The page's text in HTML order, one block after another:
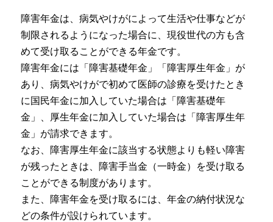
障害年金は、病気やけがによって生活や仕事などが
制限されるようになった場合に、現役世代の方も含
めて受け取ることができる年金です。
障害年金には「障害基礎年金」「障害厚生年金」が
あり、病気やけがで初めて医師の診療を受けたとき
に国民年金に加入していた場合は「障害基礎年
金」、厚生年金に加入していた場合は「障害厚生年
金」が請求できます。
なお、障害厚生年金に該当する状態よりも軽い障害
が残ったときは、障害手当金（一時金）を受け取る
ことができる制度があります。
また、障害年金を受け取るには、年金の納付状況な
どの条件が設けられています。